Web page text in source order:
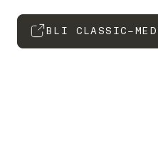
BLI CLASSIC-